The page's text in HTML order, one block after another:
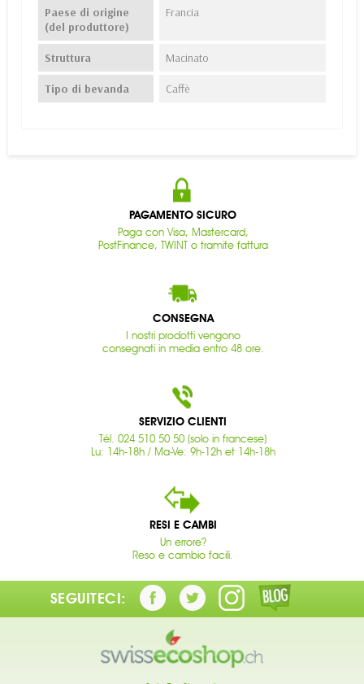
Paese di origine
(del produttore)
Francia
Struttura Macinato
Tipo di bevanda Caffè
PAGAMENTO SICURO
Paga con Visa, Mastercard,
PostFinance, TWINT o tramite fattura
CONSEGNA
I nostri prodotti vengono
consegnati in media entro 48 ore.
SERVIZIO CLIENTI
Tél. 024 510 50 50 (solo in francese)
Lu: 14h-18h / Ma-Ve: 9h-12h et 14h-18h
RESI E CAMBI
Un errore?
Reso e cambio facili.
SEGUITECI: